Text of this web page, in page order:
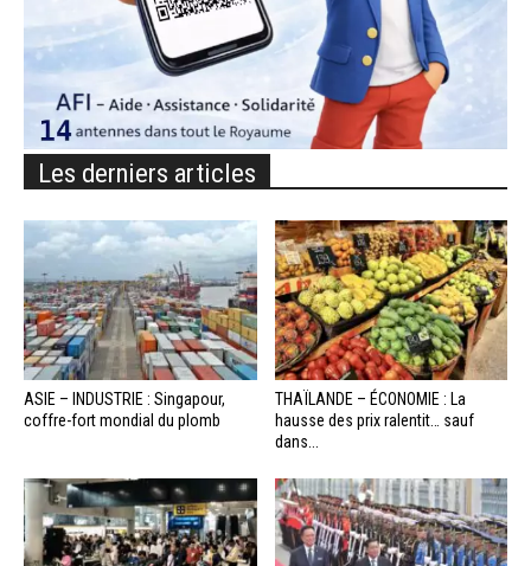
Les derniers articles
ASIE – INDUSTRIE : Singapour,
coffre-fort mondial du plomb
THAÏLANDE – ÉCONOMIE : La
hausse des prix ralentit… sauf
dans...